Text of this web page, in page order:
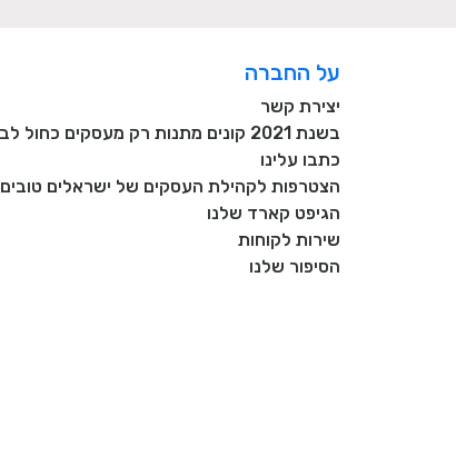
על החברה
יצירת קשר
בשנת 2021 קונים מתנות רק מעסקים כחול לבן!
כתבו עלינו
הצטרפות לקהילת העסקים של ישראלים טובים
הגיפט קארד שלנו
שירות לקוחות
הסיפור שלנו